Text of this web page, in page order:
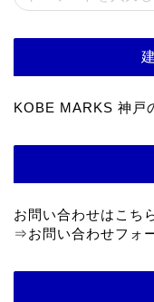
KOBE MARKS 神戸
お問い合わせはこち
⇒お問い合わせフォ